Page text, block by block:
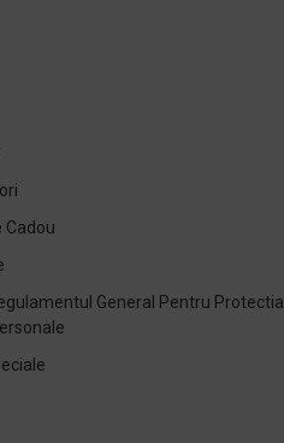
Cadou
General Pentru Protectia